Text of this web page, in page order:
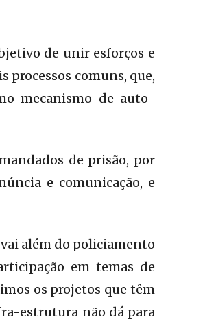
de unir esforços e
processos comuns, que,
mecanismo de auto-
de prisão, por
e comunicação, e
além do policiamento
em temas de
os projetos que têm
estrutura não dá para